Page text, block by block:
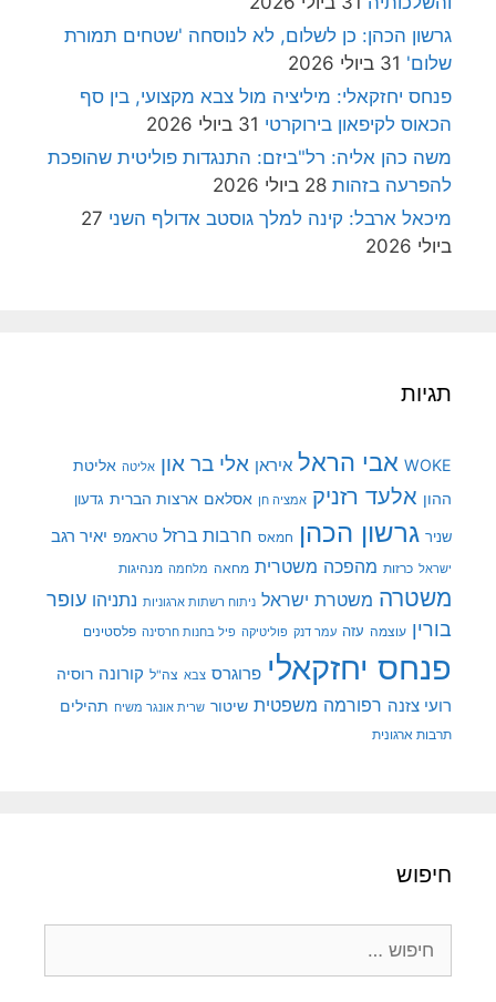
גרשון הכהן: כן לשלום, לא לנוסחה 'שטחים תמורת
שלום' 31 ביולי 2026
פנחס יחזקאלי: מיליציה מול צבא מקצועי, בין סף
הכאוס לקיפאון בירוקרטי 31 ביולי 2026
משה כהן אליה: רל"ביזם: התנגדות פוליטית שהופכת
להפרעה בזהות 28 ביולי 2026
מיכאל ארבל: קינה למלך גוסטב אדולף השני 27
ביולי 2026
תגיות
WOKE אבי הראל איראן אלי בר און אליטה אליטת
ההון אלעד רזניק אמציה חן אסלאם ארצות הברית גדעון
שניר גרשון הכהן חמאס חרבות ברזל טראמפ יאיר רגב
ישראל כרזות מהפכה משטרית מחאה מלחמה מנהיגות
משטרה משטרת ישראל ניתוח רשתות ארגוניות נתניהו עופר
בורין עוצמה עזה עמר דנק פוליטיקה פיל בחנות חרסינה פלסטינים
פנחס יחזקאלי פרוגרס צבא צה"ל קורונה רוסיה
רועי צזנה רפורמה משפטית שיטור שרית אונגר משיח תהילים
תרבות ארגונית
חיפוש